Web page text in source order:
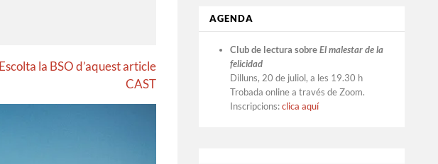
Escolta la BSO d’aquest article
CAST
AGENDA
Club de lectura sobreEl malestar de la
felicidad
Dilluns, 20 de juliol, a les 19.30 h
Trobada online a través de Zoom.
Inscripcions:clica aquí